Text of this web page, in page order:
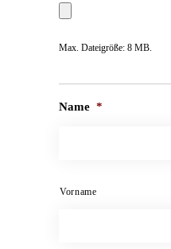
Max. Dateigröße: 8 MB.
Name *
Vorname